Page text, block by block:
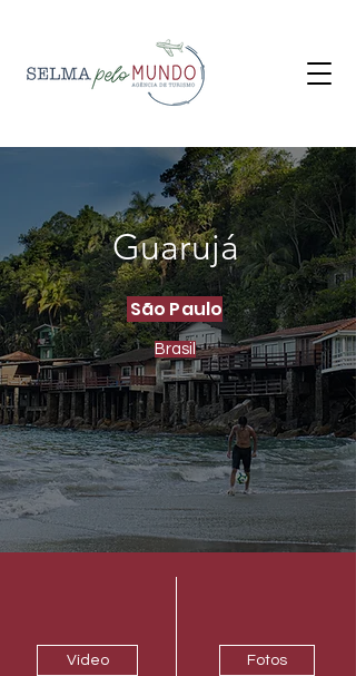
Guarujá
São Paulo
Brasil
Vídeo Fotos